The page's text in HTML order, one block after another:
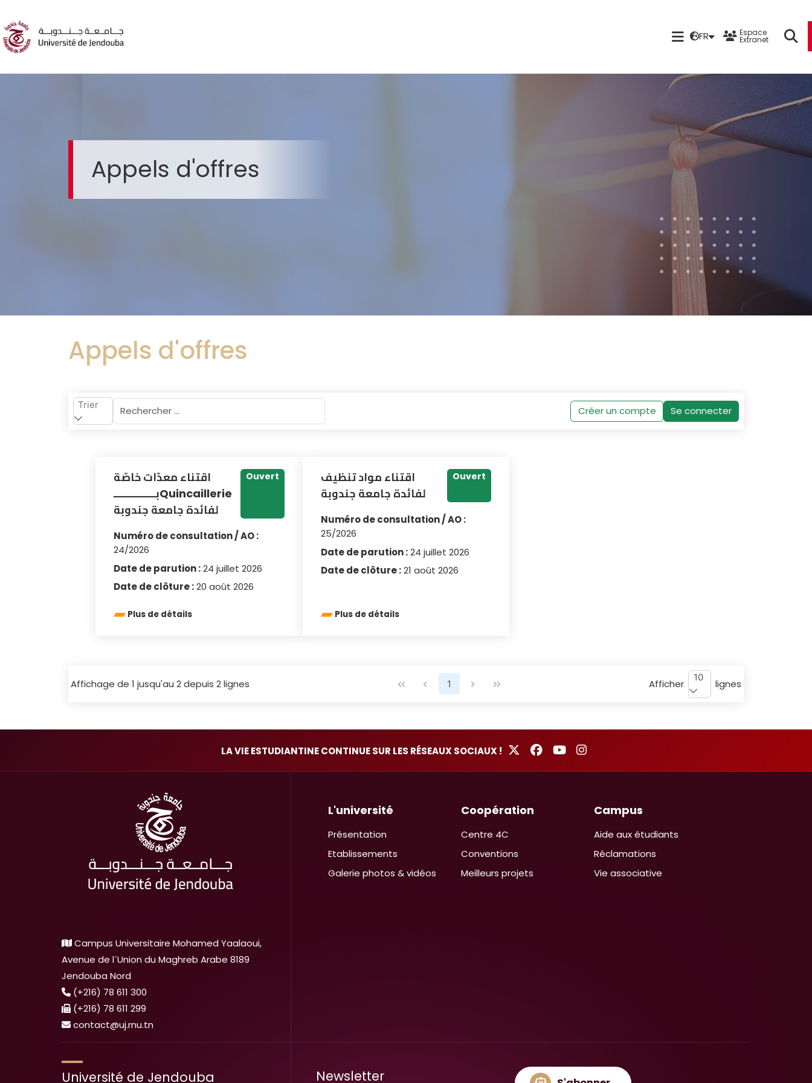
FR Espace
Extranet
Appels d'offres
Appels d'offres
Trier
Créer un compte Se connecter
اقتناء معدّات خاصّة
بــــــــــــــQuincaillerie
لفائدة جامعة جندوبة
Ouvert
Numéro de consultation / AO :
24/2026
Date de parution :24 juillet 2026
Date de clôture :20 août 2026
Plus de détails
اقتناء مواد تنظيف
لفائدة جامعة جندوبة
Ouvert
Numéro de consultation / AO :
25/2026
Date de parution :24 juillet 2026
Date de clôture :21 août 2026
Plus de détails
Affichage de 1 jusqu'au 2 depuis 2 lignes 1 Afficher
10
lignes
LA VIE ESTUDIANTINE CONTINUE SUR LES RÉSEAUX SOCIAUX !
Campus Universitaire Mohamed Yaalaoui,
Avenue de l´Union du Maghreb Arabe 8189
Jendouba Nord
(+216) 78 611 300
(+216) 78 611 299
contact@uj.rnu.tn
L'université
Présentation
Etablissements
Galerie photos & vidéos
Coopération
Centre 4C
Conventions
Meilleurs projets
Campus
Aide aux étudiants
Réclamations
Vie associative
Université de Jendouba Newsletter